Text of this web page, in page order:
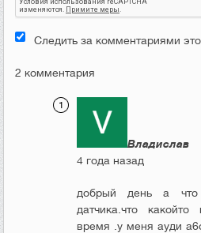
Следить за комментариями
2 комментария
Владислав
4 года назад
добрый день а что
датчика.что
время .у меня ауди